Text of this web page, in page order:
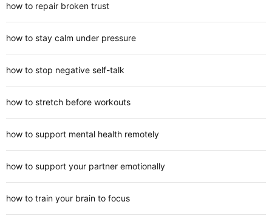
how to repair broken trust
how to stay calm under pressure
how to stop negative self-talk
how to stretch before workouts
how to support mental health remotely
how to support your partner emotionally
how to train your brain to focus